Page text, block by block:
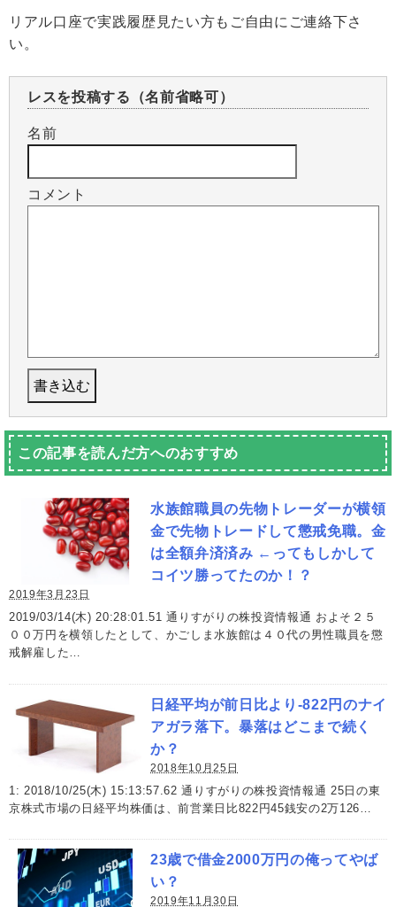
リアル口座で実践履歴見たい方もご自由にご連絡下さ
い。
レスを投稿する（名前省略可）
名前
コメント
この記事を読んだ方へのおすすめ
水族館職員の先物トレーダーが横領
金で先物トレードして懲戒免職。金
は全額弁済済み ←ってもしかして
コイツ勝ってたのか！？
2019年3月23日
2019/03/14(木) 20:28:01.51 通りすがりの株投資情報通 およそ２５
００万円を横領したとして、かごしま水族館は４０代の男性職員を懲
戒解雇した…
日経平均が前日比より-822円のナイ
アガラ落下。暴落はどこまで続く
か？
2018年10月25日
1: 2018/10/25(木) 15:13:57.62 通りすがりの株投資情報通 25日の東
京株式市場の日経平均株価は、前営業日比822円45銭安の2万126…
23歳で借金2000万円の俺ってやば
い？
2019年11月30日